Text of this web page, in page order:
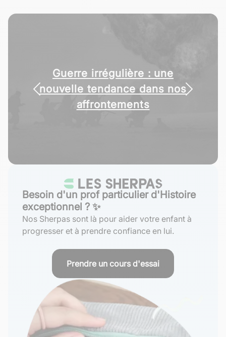
Guerre irrégulière : une
nouvelle tendance dans nos
affrontements
Besoin d'un prof particulier d'Histoire
exceptionnel ? ✨
Nos Sherpas sont là pour aider votre enfant à
progresser et à prendre confiance en lui.
Prendre un cours d'essai